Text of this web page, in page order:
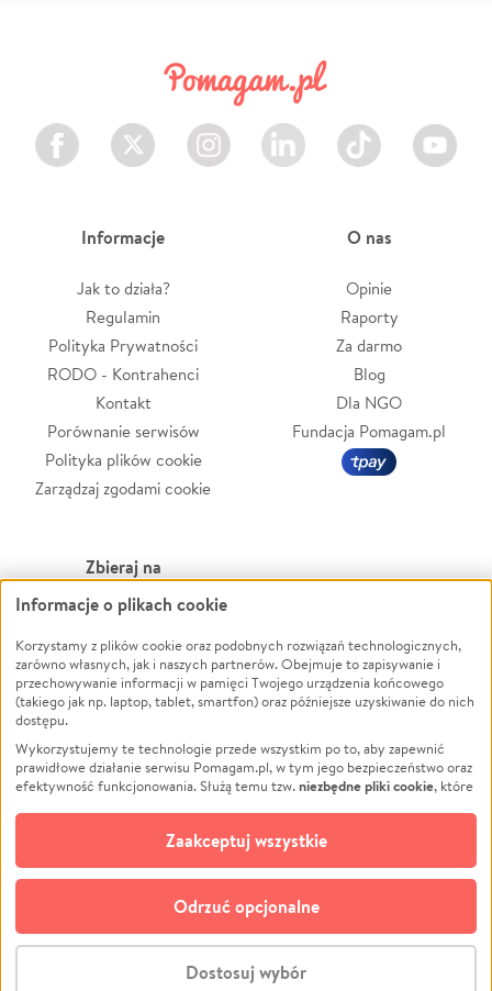
Facebook Twitter Instagram LinkedIn TikTok Youtube
Informacje
Jak to działa?
Regulamin
Polityka Prywatności
RODO - Kontrahenci
Kontakt
Porównanie serwisów
Polityka plików cookie
Zarządzaj zgodami cookie
O nas
Opinie
Raporty
Za darmo
Blog
Dla NGO
Fundacja Pomagam.pl
Zbieraj na
Leczenie
Zwierzęta
Pożar
Ukraina
Pomoc Finansowa
Projekty
Pogrzeb
Społeczność lokalna
Kultura
Powódź
Wichura
NGO
Edukacja
Podróż
Impreza
Ochrona środowiska
Biznes
© CROWDING SP. Z O.O.
Informacje o plikach cookie
Korzystamy z plików cookie oraz podobnych rozwiązań technologicznych,
zarówno własnych, jak i naszych partnerów. Obejmuje to zapisywanie i
przechowywanie informacji w pamięci Twojego urządzenia końcowego
(takiego jak np. laptop, tablet, smartfon) oraz późniejsze uzyskiwanie do nich
dostępu.
Wykorzystujemy te technologie przede wszystkim po to, aby zapewnić
prawidłowe działanie serwisu Pomagam.pl, w tym jego bezpieczeństwo oraz
efektywność funkcjonowania. Służą temu tzw.niezbędne pliki cookie, które
opcjonalnych plików cookie
technologii do celów analitycznych i retargetingowych. Możesz wyrazić
zgodę na ich stosowanie lub jej odmówić. W dowolnym momencie masz
możliwość zmiany swoich preferencji na stronie „Zarządzaj zgodami cookie”,
do której link znajdziesz w stopce serwisu Pomagam.pl. Opcjonalne pliki
cookie wykorzystywane są w następujących celach:
działanie serwisu Pomagam.pl. Dzięki nim możemy zrozumieć, jak
Dostosuj wybór
Odrzuć opcjonalne
Zaakceptuj wszystkie